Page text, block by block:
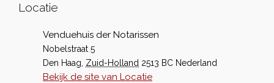
Locatie
Venduehuis der Notarissen
Nobelstraat 5
Den Haag Zuid-Holland 2513 BC Nederland
Bekijk de site van Locatie